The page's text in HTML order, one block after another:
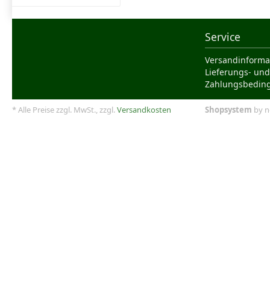
Service
Lieferungs- und
* Alle Preise zzgl. MwSt., zzgl.Versandkosten Shopsystem by